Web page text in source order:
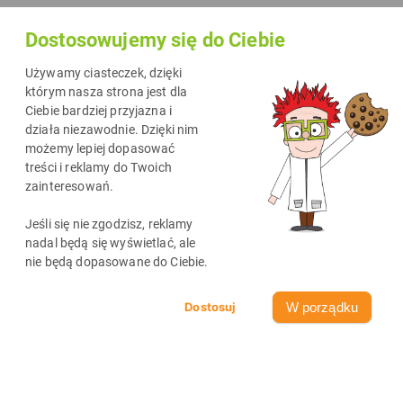
Dostosowujemy się do Ciebie
Używamy ciasteczek, dzięki
którym nasza strona jest dla
Ciebie bardziej przyjazna i
działa niezawodnie. Dzięki nim
możemy lepiej dopasować
treści i reklamy do Twoich
zainteresowań.
Jeśli się nie zgodzisz, reklamy
nadal będą się wyświetlać, ale
nie będą dopasowane do Ciebie.
W porządku
akcji marketingowych. Kampania zrealizowana dla nas przez
Arrow.
Spersonalizowanekampanie e-mail marketingowe
są jednym z
najczęściej wykorzystywanych narzędzi
DrTusza . Dokładamy
wszelkich starań, aby subskrybenci naszych newsletterów nie
żałowali, że powierzyli nam swój adres e-mail.
współpracujemy tylko z solidnymi partnerami.
FreshMail, z którym